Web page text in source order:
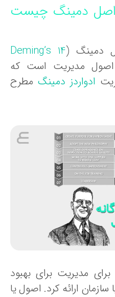
یا 14 اصل دمینگ چیست
Deming’s 14
مدیریت است که
ادواردز دمینگمطرح
مدیریت برای بهبود
ارائه کرد. اصول یا